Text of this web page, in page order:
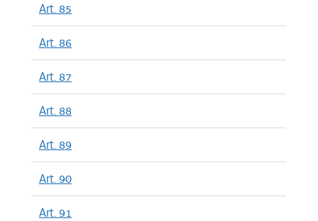
Art. 85
Art. 86
Art. 87
Art. 88
Art. 89
Art. 90
Art. 91